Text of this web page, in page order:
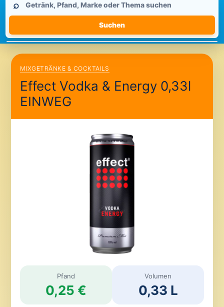
durchsuchen
⌕
Suchen
MIXGETRÄNKE & COCKTAILS
Effect Vodka & Energy 0,33l
EINWEG
Pfand
0,25 €
Volumen
0,33 L